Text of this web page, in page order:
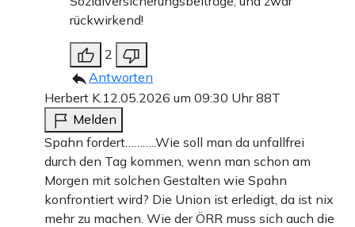
rückwirkend!
2
Antworten
Herbert K. 12.05.2026 um 09:30 Uhr88T
Melden
Spahn fordert………..Wie soll man da unfallfrei
durch den Tag kommen, wenn man schon am
Morgen mit solchen Gestalten wie Spahn
konfrontiert wird? Die Union ist erledigt, da ist nix
mehr zu machen. Wie der ÖRR muss sich auch die